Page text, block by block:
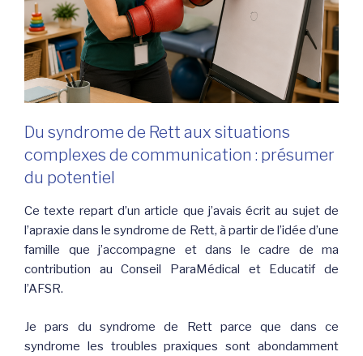
Du syndrome de Rett aux situations
complexes de communication : présumer
du potentiel
Ce texte repart d’un article que j’avais écrit au sujet de
l’apraxie dans le syndrome de Rett, à partir de l’idée d’une
famille que j’accompagne et dans le cadre de ma
contribution au Conseil ParaMédical et Educatif de
l’AFSR.
Je pars du syndrome de Rett parce que dans ce
syndrome les troubles praxiques sont abondamment